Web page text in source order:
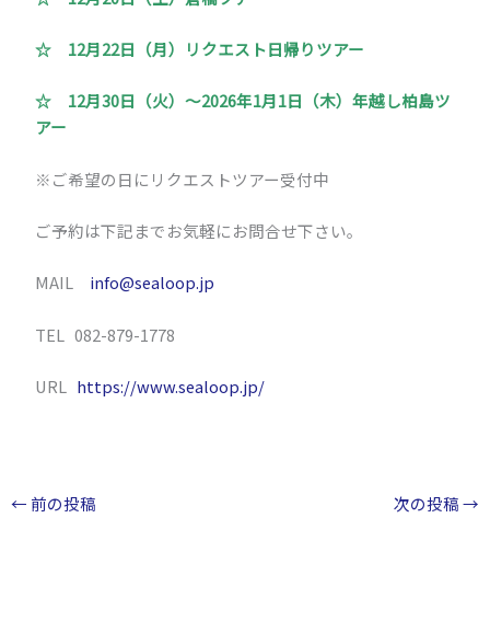
☆ 12月22日（月）リクエスト日帰りツアー
☆ 12月30日（火）～2026年1月1日（木）年越し柏島ツ
アー
※ご希望の日にリクエストツアー受付中
ご予約は下記までお気軽にお問合せ下さい。
MAIL info@sealoop.jp
TEL 082-879-1778
URL https://www.sealoop.jp/
← 前の投稿 次の投稿→